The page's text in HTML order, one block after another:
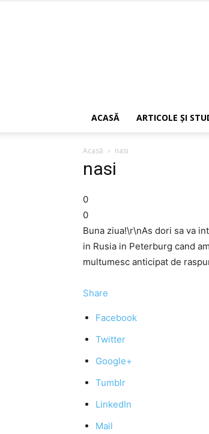
ACASĂ ARTICOLE ŞI
Acasă nasi
nasi
0
0
Buna ziua!\r\nAs dori sa va
in Rusia in Peterburg cand
multumesc anticipat de
Share
Facebook
Twitter
Google+
Tumblr
LinkedIn
Mail